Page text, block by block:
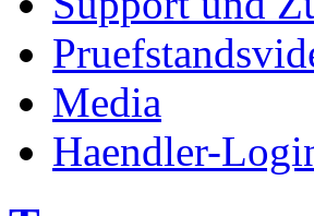
Media
Haendler-